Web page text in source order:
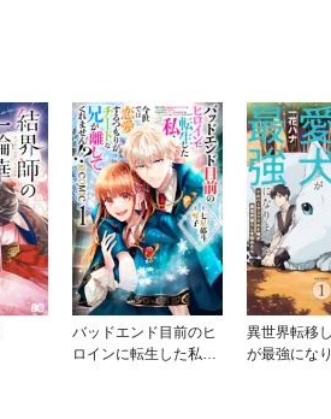
バッドエンド目前のヒ
ロインに転生した私、
異世界転移
が最強にな